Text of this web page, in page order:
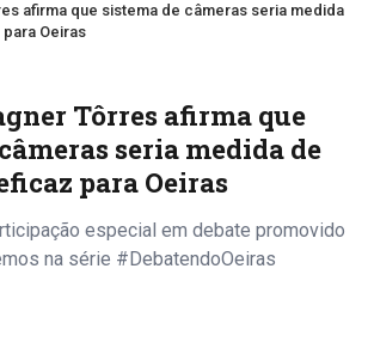
afirma que sistema de câmeras seria medida
Oeiras
Tôrres afirma que
seria medida de
para Oeiras
especial em debate promovido
na série #DebatendoOeiras